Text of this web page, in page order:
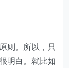
则。所以，只
明白。就比如